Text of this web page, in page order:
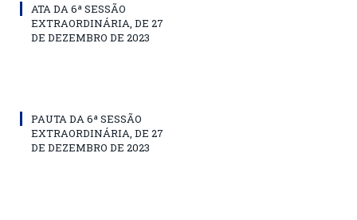
ATA DA 6ª SESSÃO
EXTRAORDINÁRIA, DE 27
DE DEZEMBRO DE 2023
PAUTA DA 6ª SESSÃO
EXTRAORDINÁRIA, DE 27
DE DEZEMBRO DE 2023